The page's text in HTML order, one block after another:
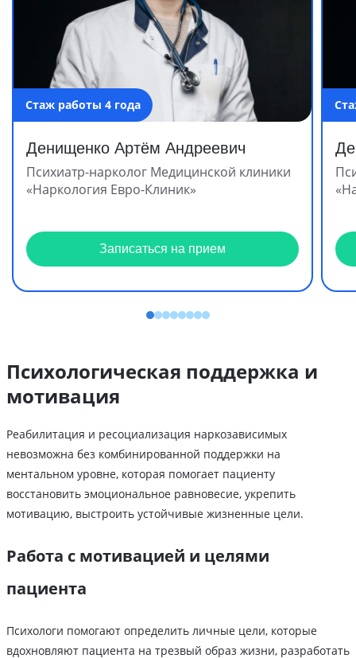
Стаж работы 4 года
Денищенко Артём Андреевич
Психиатр-нарколог Медицинской клиники
«Наркология Евро-Клиник»
Записаться на прием
Психологическая поддержка и
мотивация
Реабилитация и ресоциализация наркозависимых
невозможна без комбинированной поддержки на
ментальном уровне, которая помогает пациенту
восстановить эмоциональное равновесие, укрепить
мотивацию, выстроить устойчивые жизненные цели.
Работа с мотивацией и целями
пациента
Психологи помогают определить личные цели, которые
вдохновляют пациента на трезвый образ жизни, разработать